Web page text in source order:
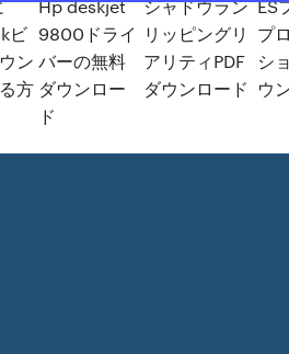
ビ
ン
方
Hp deskjet
9800ドライ
バーの無料
ダウンロー
ド
シャドウラン
リッピングリ
アリティPDF
ダウンロード
ES
プ
シ
ウ